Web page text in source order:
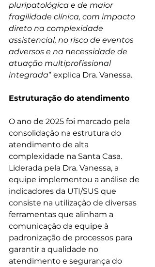
pluripatológica e de maior
fragilidade clínica, com impacto
direto na complexidade
assistencial, no risco de eventos
adversos e na necessidade de
atuação multiprofissional
integrada” explica Dra. Vanessa.
Estruturação do atendimento
O ano de 2025 foi marcado pela
consolidação na estrutura do
atendimento de alta
complexidade na Santa Casa.
Liderada pela Dra. Vanessa, a
equipe implementou a análise de
indicadores da UTI/SUS que
consiste na utilização de diversas
ferramentas que alinham a
comunicação da equipe à
padronização de processos para
garantir a qualidade no
atendimento e segurança do